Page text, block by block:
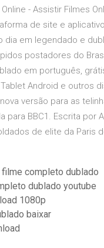
- Assistir Filmes
de site e
dia em legendado e
postadores do
em português,
Android e outros
versão para as
para BBC1. Escrita
de elite da Paris
completo dublado
dublado youtube
1080p
baixar